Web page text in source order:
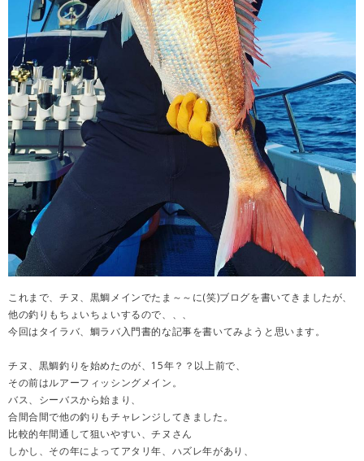
これまで、チヌ、黒鯛メインでたま～～に(笑)ブログを書いてきましたが、
他の釣りもちょいちょいするので、、、
今回はタイラバ、鯛ラバ入門書的な記事を書いてみようと思います。
チヌ、黒鯛釣りを始めたのが、15年？？以上前で、
その前はルアーフィッシングメイン。
バス、シーバスから始まり、
合間合間で他の釣りもチャレンジしてきました。
比較的年間通して狙いやすい、チヌさん
しかし、その年によってアタリ年、ハズレ年があり、